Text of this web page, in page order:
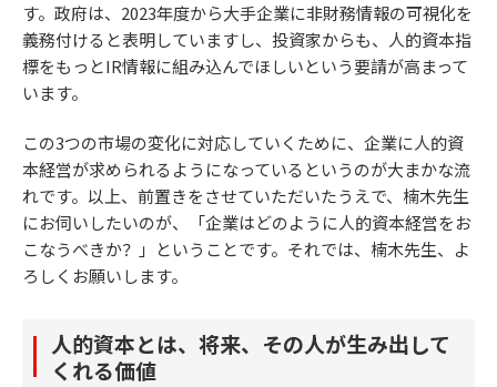
す。政府は、2023年度から大手企業に非財務情報の可視化を
義務付けると表明していますし、投資家からも、人的資本指
標をもっとIR情報に組み込んでほしいという要請が高まって
います。
この3つの市場の変化に対応していくために、企業に人的資
本経営が求められるようになっているというのが大まかな流
れです。以上、前置きをさせていただいたうえで、楠木先生
にお伺いしたいのが、「企業はどのように人的資本経営をお
こなうべきか？」ということです。それでは、楠木先生、よ
ろしくお願いします。
人的資本とは、将来、その人が生み出して
くれる価値